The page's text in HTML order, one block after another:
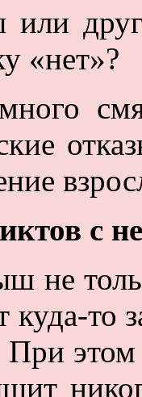
«нет»?
с
не
то
этом